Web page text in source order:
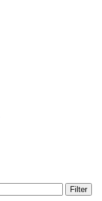
Filter